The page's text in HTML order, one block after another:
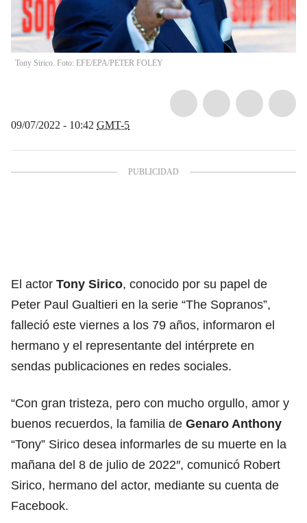
Tony Sirico. Foto: EFE/EPA/PETER FOLEY
09/07/2022 - 10:42 GMT-5
El actor Tony Sirico, conocido por su papel de
Peter Paul Gualtieri en la serie “The Sopranos”,
falleció este viernes a los 79 años, informaron el
hermano y el representante del intérprete en
sendas publicaciones en redes sociales.
“Con gran tristeza, pero con mucho orgullo, amor y
buenos recuerdos, la familia de Genaro Anthony
“Tony” Sirico desea informarles de su muerte en la
mañana del 8 de julio de 2022″, comunicó Robert
Sirico, hermano del actor, mediante su cuenta de
Facebook.